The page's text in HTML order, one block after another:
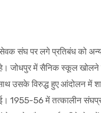
संघ पर लगे प्रतिबंध को
जोधपुर में सैनिक स्कूल खोलने
उसके विरुद्ध हुए आंदोलन
1955-56 में तत्कालीन